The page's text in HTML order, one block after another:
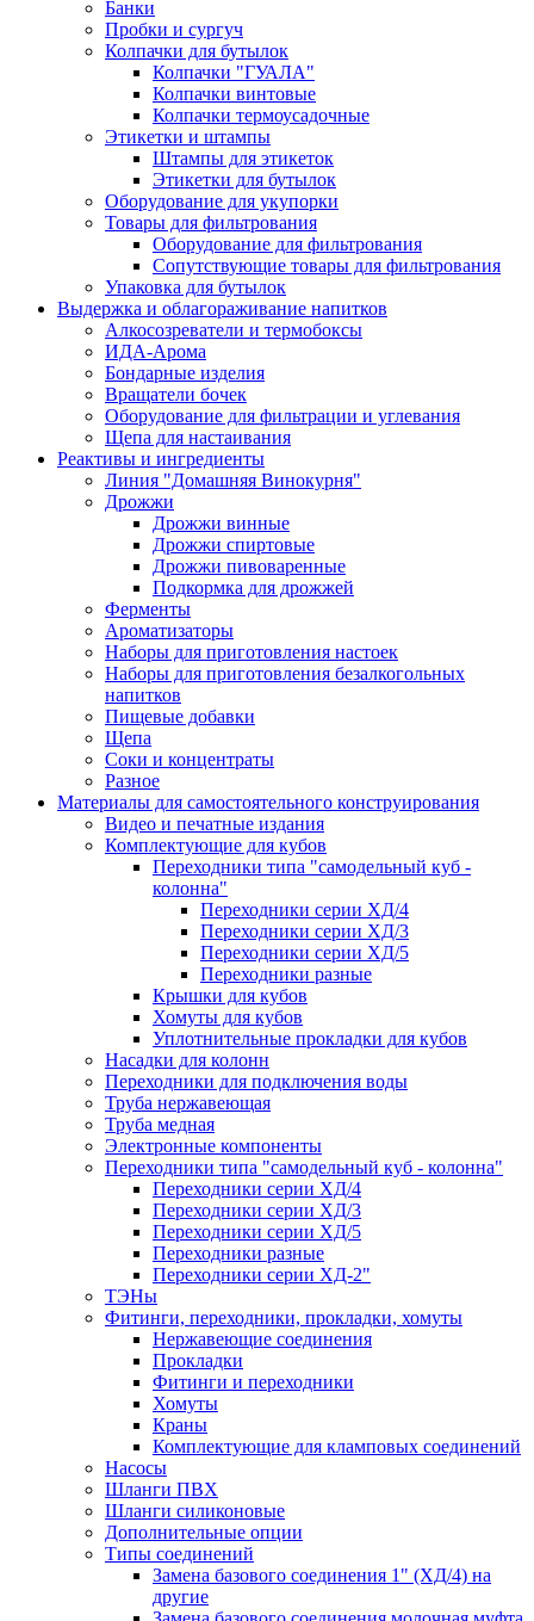
Банки
Пробки и сургуч
Колпачки для бутылок
Колпачки "ГУАЛА"
Колпачки винтовые
Колпачки термоусадочные
Этикетки и штампы
Штампы для этикеток
Этикетки для бутылок
Оборудование для укупорки
Товары для фильтрования
Оборудование для фильтрования
Сопутствующие товары для фильтрования
Упаковка для бутылок
Выдержка и облагораживание напитков
Алкосозреватели и термобоксы
ИДА-Арома
Бондарные изделия
Вращатели бочек
Оборудование для фильтрации и углевания
Щепа для настаивания
Реактивы и ингредиенты
Линия "Домашняя Винокурня"
Дрожжи
Дрожжи винные
Дрожжи спиртовые
Дрожжи пивоваренные
Подкормка для дрожжей
Ферменты
Ароматизаторы
Наборы для приготовления настоек
Наборы для приготовления безалкогольных
напитков
Пищевые добавки
Щепа
Соки и концентраты
Разное
Материалы для самостоятельного конструирования
Видео и печатные издания
Комплектующие для кубов
Переходники типа "самодельный куб -
колонна"
Переходники серии ХД/4
Переходники серии ХД/3
Переходники серии ХД/5
Переходники разные
Крышки для кубов
Хомуты для кубов
Уплотнительные прокладки для кубов
Насадки для колонн
Переходники для подключения воды
Труба нержавеющая
Труба медная
Электронные компоненты
Переходники типа "самодельный куб - колонна"
Переходники серии ХД/4
Переходники серии ХД/3
Переходники серии ХД/5
Переходники разные
Переходники серии ХД-2"
ТЭНы
Фитинги, переходники, прокладки, хомуты
Нержавеющие соединения
Прокладки
Фитинги и переходники
Хомуты
Краны
Комплектующие для кламповых соединений
Насосы
Шланги ПВХ
Шланги силиконовые
Дополнительные опции
Типы соединений
Замена базового соединения 1" (ХД/4) на
другие